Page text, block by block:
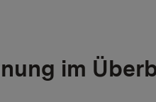
im